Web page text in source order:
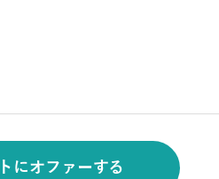
にオファーする